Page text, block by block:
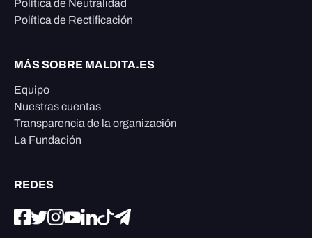
Política de Neutralidad
Política de Rectificación
MÁS SOBRE MALDITA.ES
Equipo
Nuestras cuentas
Transparencia de la organización
La Fundación
REDES